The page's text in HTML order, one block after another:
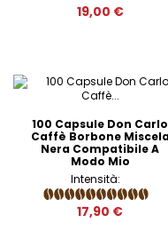
19,00 €
100 Capsule Don Carlo
Caffè Borbone
Nera Compatibile A
Modo Mio
Intensità:
17,90 €